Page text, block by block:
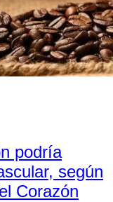
podría
según
Corazón